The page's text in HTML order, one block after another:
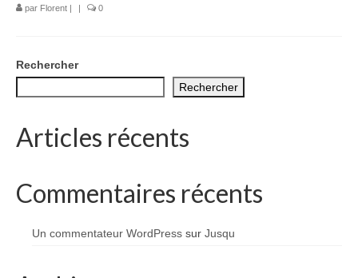
1701 à 1798
1800 à 1899
1901 à 1948
Diocèses et évêques
Histoire Générale du Languedoc
par Florent | | 0
Rechercher
Rechercher
Articles récents
Commentaires récents
Un commentateur WordPress sur Jusqu